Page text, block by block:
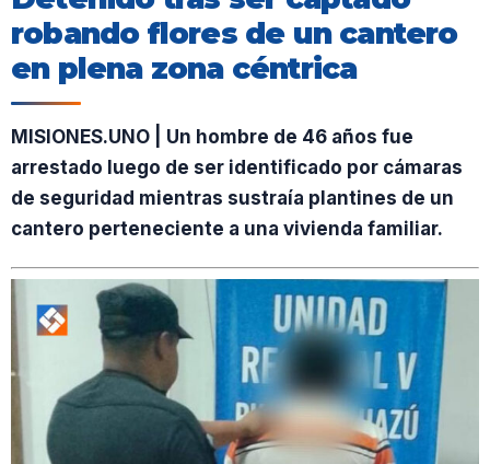
robando flores de un cantero
en plena zona céntrica
MISIONES.UNO | Un hombre de 46 años fue
arrestado luego de ser identificado por cámaras
de seguridad mientras sustraía plantines de un
cantero perteneciente a una vivienda familiar.